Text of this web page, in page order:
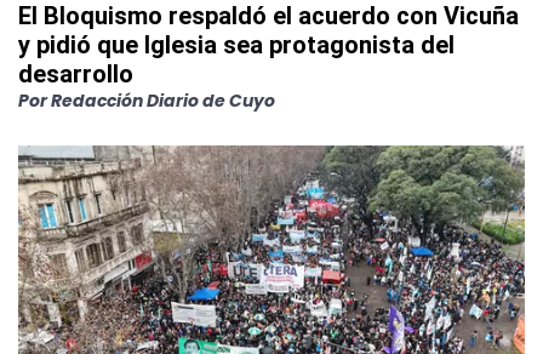
El Bloquismo respaldó el acuerdo con Vicuña
y pidió que Iglesia sea protagonista del
desarrollo
PorRedacción Diario de Cuyo